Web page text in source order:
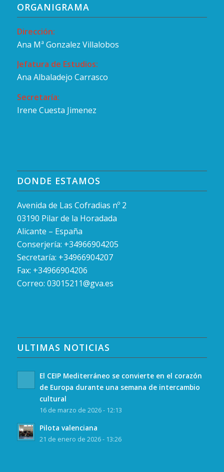
ORGANIGRAMA
Dirección:
Ana Mª Gonzalez Villalobos
Jefatura de Estudios:
Ana Albaladejo Carrasco
Secretaría:
Irene Cuesta Jimenez
DONDE ESTAMOS
Avenida de Las Cofradias nº 2
03190 Pilar de la Horadada
Alicante – España
Conserjería: +34966904205
Secretaría: +34966904207
Fax: +34966904206
Correo: 03015211@gva.es
ULTIMAS NOTICIAS
El CEIP Mediterráneo se convierte en el corazón
de Europa durante una semana de intercambio
cultural
16 de marzo de 2026 - 12:13
Pilota valenciana
21 de enero de 2026 - 13:26